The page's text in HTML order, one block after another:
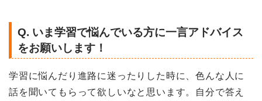
Q. いま学習で悩んでいる方に一言アドバイス
をお願いします！
学習に悩んだり進路に迷ったりした時に、色んな人に
話を聞いてもらって欲しいなと思います。
自分で答え